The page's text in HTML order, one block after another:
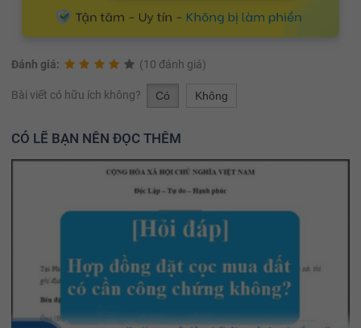
Đánh giá: (10 đánh giá)
Bài viết có hữu ích không? Có Không
CÓ LẼ BẠN NÊN ĐỌC THÊM